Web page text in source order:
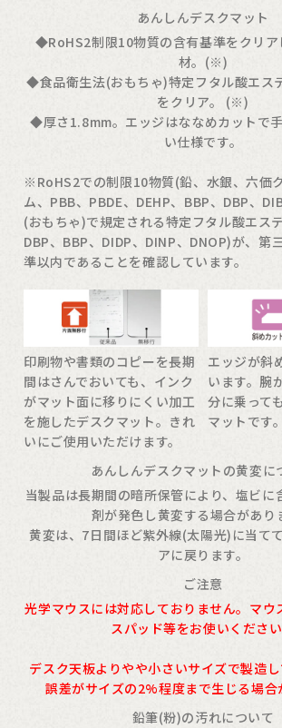
あんしんデスクマット
◆RoHS2制限10物質の含有基準をクリア
材。(※)
◆食品衛生法(おもちゃ)特定フタル酸エス
をクリア。 (※)
◆厚さ1.8mm。エッジはななめカットで
い仕様です。
※RoHS2での制限10物質(鉛、水銀、六価
ム、PBB、PBDE、DEHP、BBP、DBP、
(おもちゃ)で規定される特定フタル酸エステ
DBP、BBP、DIDP、DINP、DNOP)が、第
準以内であることを確認しています。
印刷物や書類のコピーを長期
間はさんでおいても、インク
がマット面に移りにくい加工
を施したデスクマット。きれ
いにご使用いただけます。
エッジが斜
います。腕
分に乗って
マットです。
あんしんデスクマットの黄変に
当製品は長期間の暗所保管により、塩ビに
剤が発色し黄変する場合があり
黄変は、7日間ほど紫外線(太陽光)に当て
アに戻ります。
ご注意
光学マウスには対応しておりません。マウ
スパッド等をお使いください
デスク天板よりやや小さいサイズで製造
誤差がサイズの2%程度まで生じる場合
鉛筆(粉)の汚れについて